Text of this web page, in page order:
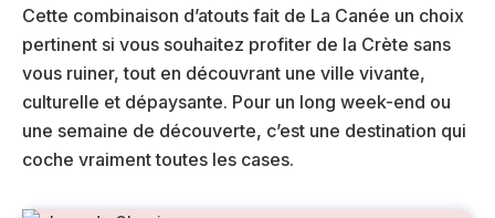
Cette combinaison d’atouts fait de La Canée un choix
pertinent si vous souhaitez profiter de la Crète sans
vous ruiner, tout en découvrant une ville vivante,
culturelle et dépaysante. Pour un long week-end ou
une semaine de découverte, c’est une destination qui
coche vraiment toutes les cases.